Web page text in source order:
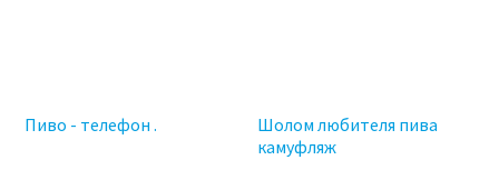
Пиво - телефон .
Шолом любителя пива
камуфляж